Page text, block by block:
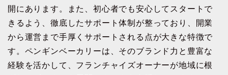
開にあります。また、初心者でも安心してスタートで
きるよう、徹底したサポート体制が整っており、開業
から運営まで手厚くサポートされる点が大きな特徴で
す。ペンギンベーカリーは、そのブランド力と豊富な
経験を活かして、フランチャイズオーナーが地域に根